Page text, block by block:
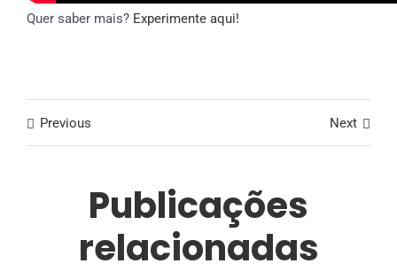
Quer saber mais? Experimente aqui!
Previous Next
Publicações
relacionadas